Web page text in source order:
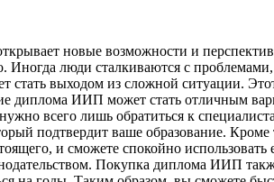
новые возможности и
Иногда люди сталкиваются с
выходом из сложной ситуации.
диплома ИИП может стать отличным
всего лишь обратиться к
подтвердит ваше образование. Кроме
и сможете спокойно использовать
Покупка диплома ИИП